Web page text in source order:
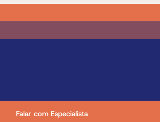
Falar com Especialista